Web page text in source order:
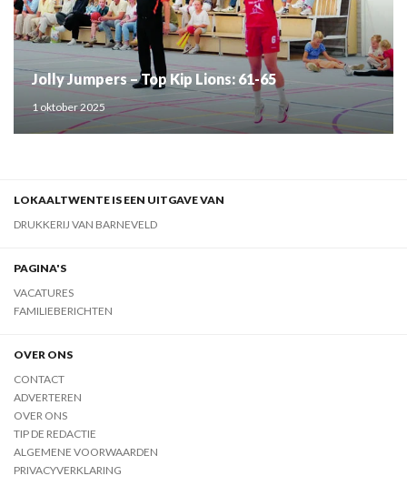
Jolly Jumpers – Top Kip Lions: 61-65
1 oktober 2025
LOKAALTWENTE IS EEN UITGAVE VAN
DRUKKERIJ VAN BARNEVELD
PAGINA'S
VACATURES
FAMILIEBERICHTEN
OVER ONS
CONTACT
ADVERTEREN
OVER ONS
TIP DE REDACTIE
ALGEMENE VOORWAARDEN
PRIVACYVERKLARING